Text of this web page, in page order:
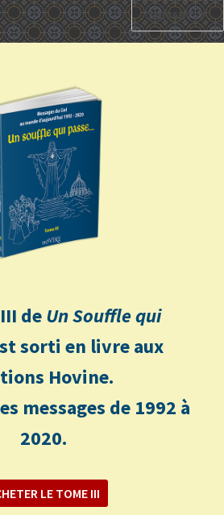
SUIVANT
deUn Souffle qui
sorti en livre aux
Hovine.
messages de 1992 à
2020.
LE TOME III